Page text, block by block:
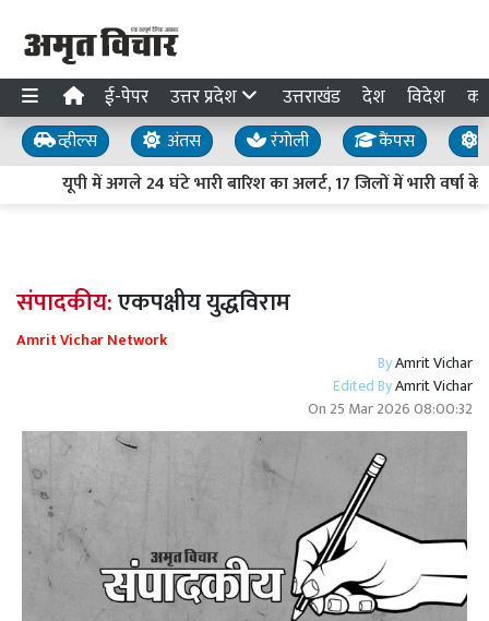
ई-पेपर उत्तर प्रदेश उत्तराखंड देश विदेश
व्हील्स अंतस रंगोली कैंपस
यूपी में अगले 24 घंटे भारी बारिश का अलर्ट, 17 जिलों में भारी वर्षा
संपादकीय:एकपक्षीय युद्धविराम
Amrit Vichar Network
ByAmrit Vichar
Edited ByAmrit Vichar
On 25 Mar 2026 08:00:32